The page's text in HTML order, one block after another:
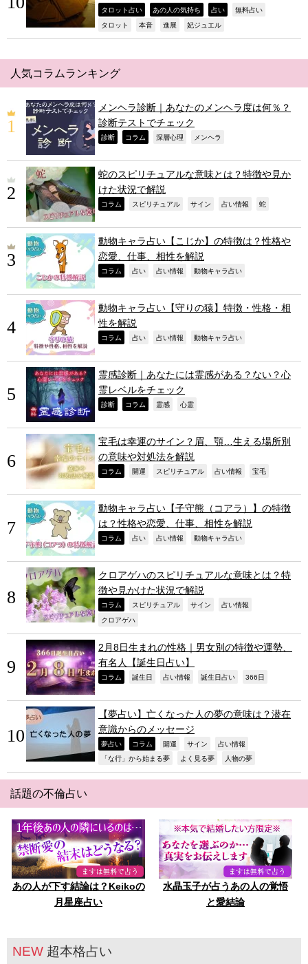
タロット占い あの人の気持ち 占い 無料占い
タロット 本音 進展 妃ジュエル
人気コラムランキング
メンヘラ診断｜あなたのメンヘラ度は何％？
診断テストでチェック
診断 コラム 深層心理 メンヘラ
蛇のスピリチュアルな意味とは？特徴や見か
けた状況で解説
コラム スピリチュアル サイン 占い情報 蛇
動物キャラ占い【こじか】の特徴は？性格や
恋愛、仕事、相性を解説
コラム 占い 占い情報 動物キャラ占い
動物キャラ占い【守りの猿】特徴・性格・相
性を解説
コラム 占い 占い情報 動物キャラ占い
霊感診断｜あなたには霊感がある？ない？心
霊レベルをチェック
診断 コラム 霊感 心霊
宝毛は幸運のサイン？眉、顎…生える場所別
の意味や対処法を解説
コラム 開運 スピリチュアル 占い情報 宝毛
動物キャラ占い【子守熊（コアラ）】の特徴
は？性格や恋愛、仕事、相性を解説
コラム 占い 占い情報 動物キャラ占い
クロアゲハのスピリチュアルな意味とは？特
徴や見かけた状況で解説
コラム スピリチュアル サイン 占い情報
クロアゲハ
2月8日生まれの性格｜男女別の特徴や運勢、
有名人【誕生日占い】
コラム 誕生日 占い情報 誕生日占い 366日
【夢占い】亡くなった人の夢の意味は？潜在
意識からのメッセージ
夢占い コラム 開運 サイン 占い情報
「な行」から始まる夢 よく見る夢 人物の夢
話題の不倫占い
あの人が下す結論は？Keikoの
月星座占い
水晶玉子が占うあの人の覚悟
と愛結論
NEW 超本格占い